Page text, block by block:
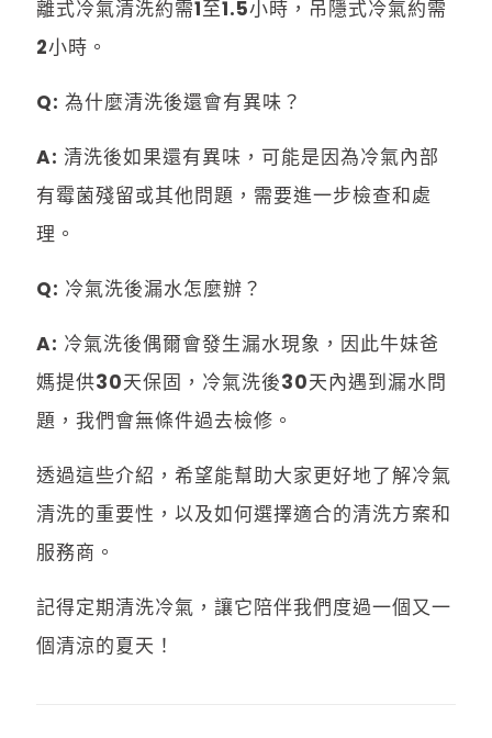
離式冷氣清洗約需1至1.5小時，吊隱式冷氣約需
2小時。
Q: 為什麼清洗後還會有異味？
A: 清洗後如果還有異味，可能是因為冷氣內部
有霉菌殘留或其他問題，需要進一步檢查和處
理。
Q: 冷氣洗後漏水怎麼辦？
A: 冷氣洗後偶爾會發生漏水現象，因此牛妹爸
媽提供30天保固，冷氣洗後30天內遇到漏水問
題，我們會無條件過去檢修。
透過這些介紹，希望能幫助大家更好地了解冷氣
清洗的重要性，以及如何選擇適合的清洗方案和
服務商。
記得定期清洗冷氣，讓它陪伴我們度過一個又一
個清涼的夏天！